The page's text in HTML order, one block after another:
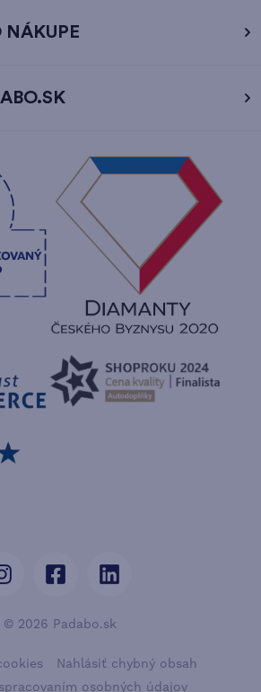
NÁKUPE
© 2026 Padabo.sk
Nahlásiť chybný obsah
osobných údajov